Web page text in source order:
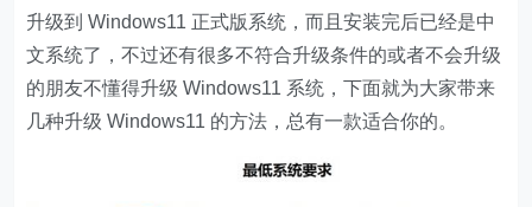
升级到 Windows11 正式版系统，而且安装完后已经是中
文系统了，不过还有很多不符合升级条件的或者不会升级
的朋友不懂得升级 Windows11 系统，下面就为大家带来
几种升级 Windows11 的方法，总有一款适合你的。